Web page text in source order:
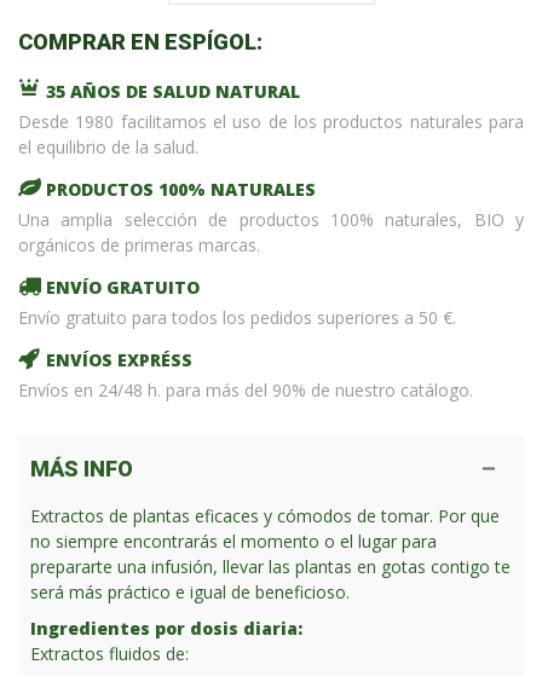
COMPRAR EN ESPÍGOL:
35 AÑOS DE SALUD NATURAL
Desde 1980 facilitamos el uso de los productos naturales para
el equilibrio de la salud.
PRODUCTOS 100% NATURALES
Una amplia selección de productos 100% naturales, BIO y
orgánicos de primeras marcas.
ENVÍO GRATUITO
Envío gratuito para todos los pedidos superiores a 50 €.
ENVÍOS EXPRÉSS
Envíos en 24/48 h. para más del 90% de nuestro catálogo.
MÁS INFO
Extractos de plantas eficaces y cómodos de tomar. Por que
no siempre encontrarás el momento o el lugar para
prepararte una infusión, llevar las plantas en gotas contigo te
será más práctico e igual de beneficioso.
Ingredientes por dosis diaria:
Extractos fluidos de: